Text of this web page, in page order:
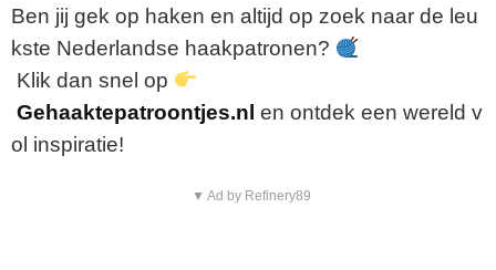
Ben jij gek op haken en altijd op zoek naar de leu
kste Nederlandse haakpatronen?
Klik dan snel op
Gehaaktepatroontjes.nl en ontdek een wereld v
ol inspiratie!
▼ Ad by Refinery89